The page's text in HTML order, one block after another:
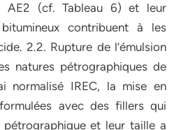
AE2 (cf. Tableau 6) et leur
contribuent à les
2.2. Rupture de l’émulsion
natures pétrographiques de
normalisé IREC, la mise en
avec des fillers qui
et leur taille a